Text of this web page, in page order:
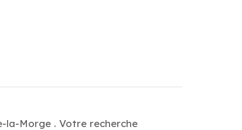
Morge . Votre recherche